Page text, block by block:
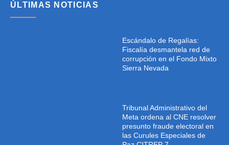
ÚLTIMAS NOTICIAS
Escándalo de Regalías:
Fiscalía desmantela red de
corrupción en el Fondo Mixto
Sierra Nevada
Tribunal Administrativo del
Meta ordena al CNE resolver
presunto fraude electoral en
las Curules Especiales de